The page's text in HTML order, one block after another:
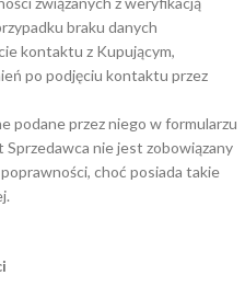
braku danych
kontaktu z Kupującym,
po podjęciu kontaktu przez
podane przez niego w formularzu
nie jest zobowiązany
choć posiada takie